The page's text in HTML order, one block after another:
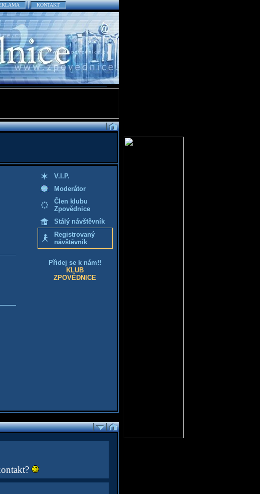
KONTAKT
V.I.P.
Moderátor
Člen klubu
Zpovědnice
Stálý návštěvník
Registrovaný
návštěvník
Přidej se k nám!!
KLUB
ZPOVĚDNICE